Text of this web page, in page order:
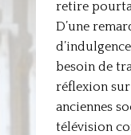
retire
D’une
besoin de
réflexion
anciennes
télévision